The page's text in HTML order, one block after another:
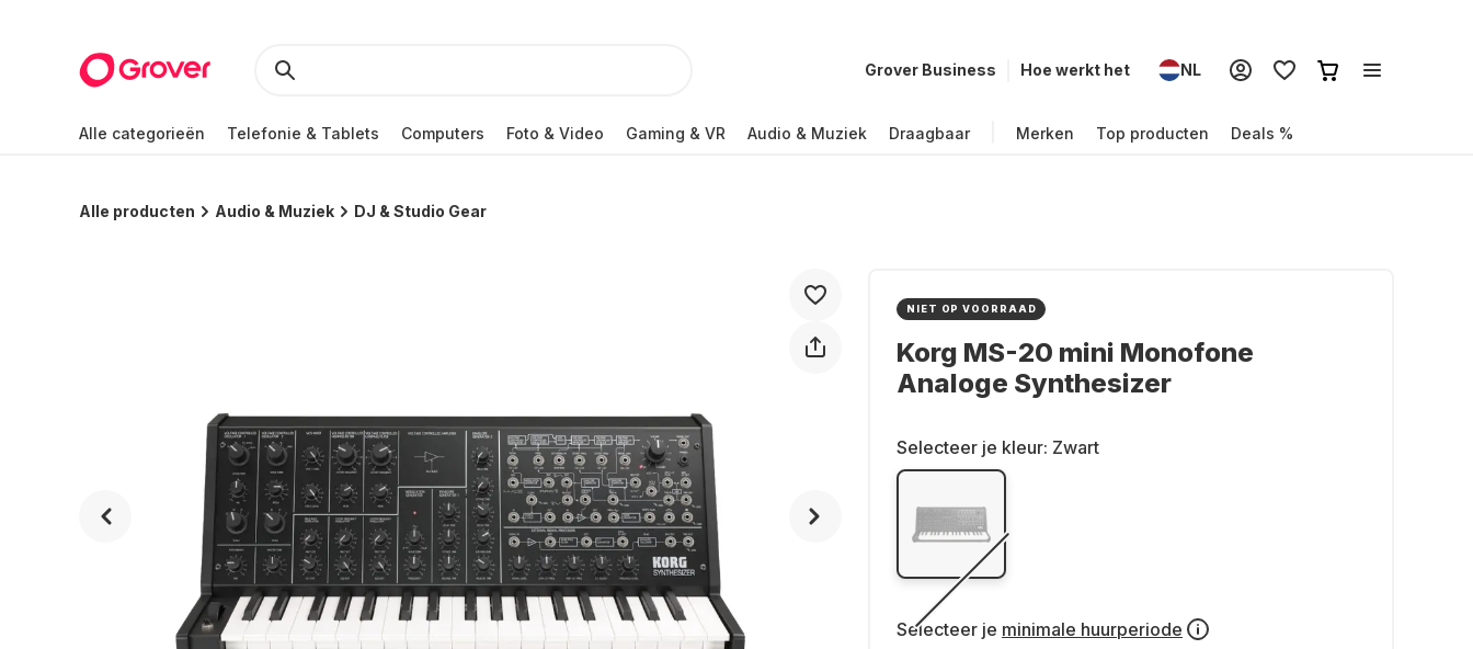
Grover Business Hoe werkt het NL
Alle categorieën Telefonie & Tablets Computers Foto & Video Gaming & VR Audio & Muziek Draagbaar Merken Top producten Deals %
Alle producten Audio & Muziek DJ & Studio Gear
NIET OP VOORRAAD
Korg MS-20 mini Monofone
Analoge Synthesizer
Selecteer je kleur: Zwart
Selecteer je minimale huurperiode